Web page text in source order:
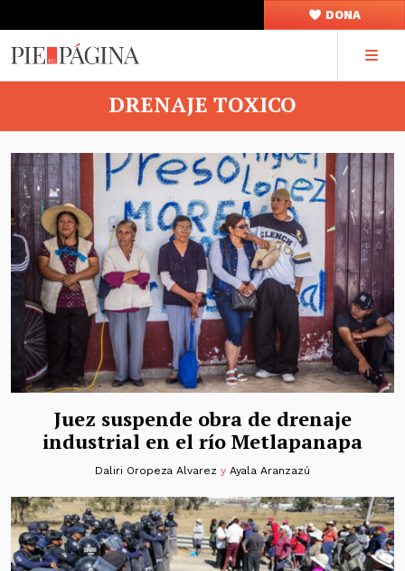
DONA
DRENAJE TOXICO
Juez suspende obra de drenaje
industrial en el río Metlapanapa
Daliri Oropeza Alvarez y Ayala Aranzazú